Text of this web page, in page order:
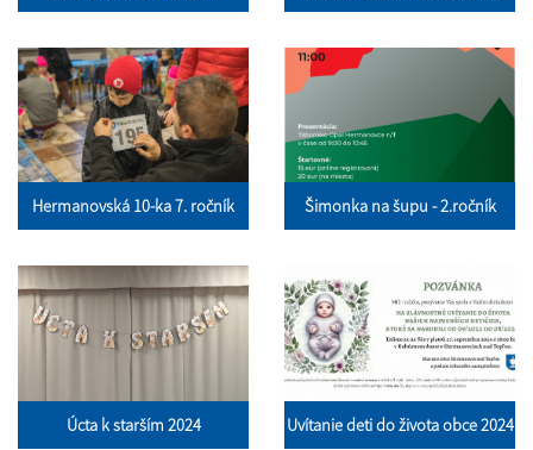
Hermanovská 10-ka 7. ročník Šimonka na šupu - 2.ročník
Úcta k starším 2024 Uvítanie deti do života obce 2024